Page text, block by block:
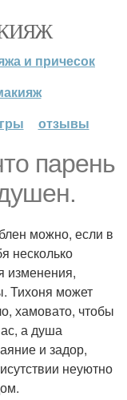
и причесок
отзывы
парень
можно, если в
несколько
изменения,
Тихоня может
хамовато, чтобы
а душа
и задор,
неуютно